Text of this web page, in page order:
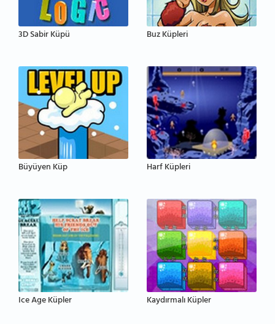
3D Sabir Küpü Buz Küpleri
Büyüyen Küp Harf Küpleri
Ice Age Küpler Kaydırmalı Küpler